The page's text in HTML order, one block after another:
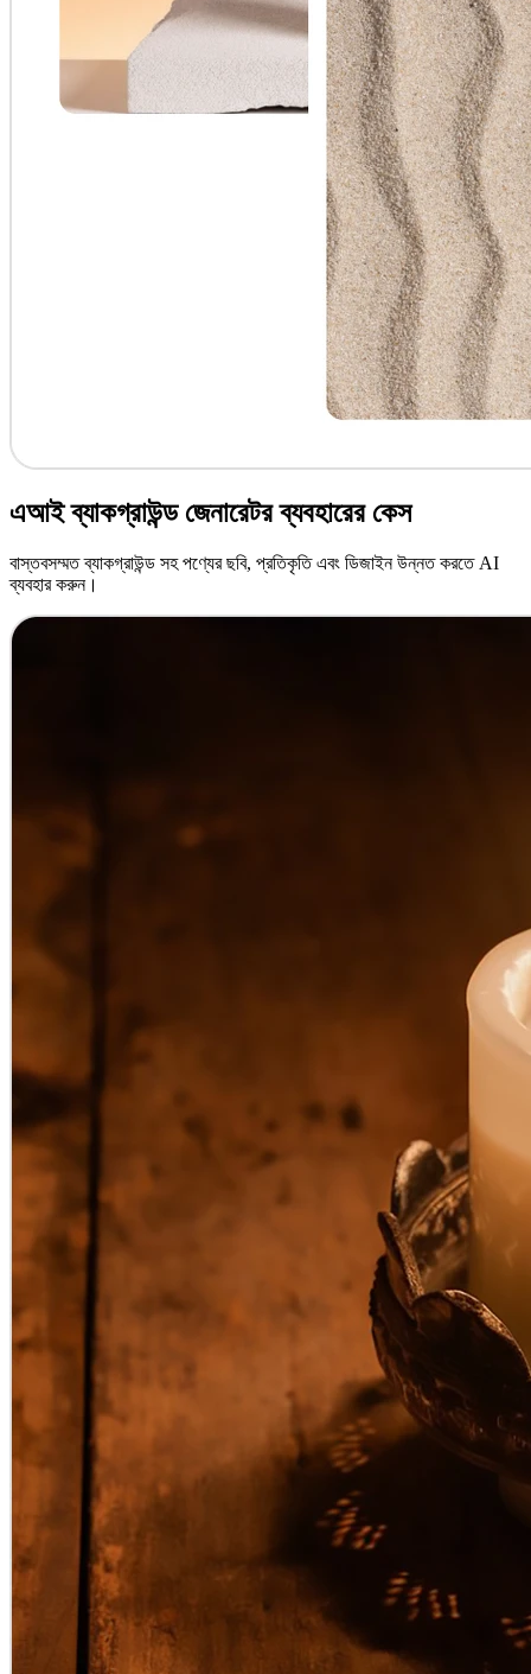
এআই ব্যাকগ্রাউন্ড জেনারেটর ব্যবহারের কেস
বাস্তবসম্মত ব্যাকগ্রাউন্ড সহ পণ্যের ছবি, প্রতিকৃতি এবং ডিজাইন উন্নত করতে AI
ব্যবহার করুন।